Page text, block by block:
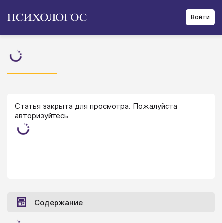
Войти
Статья закрыта для просмотра. Пожалуйста
авторизуйтесь
Содержание